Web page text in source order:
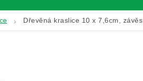
Dřevěná kraslice 10 x 7,6cm, závěs